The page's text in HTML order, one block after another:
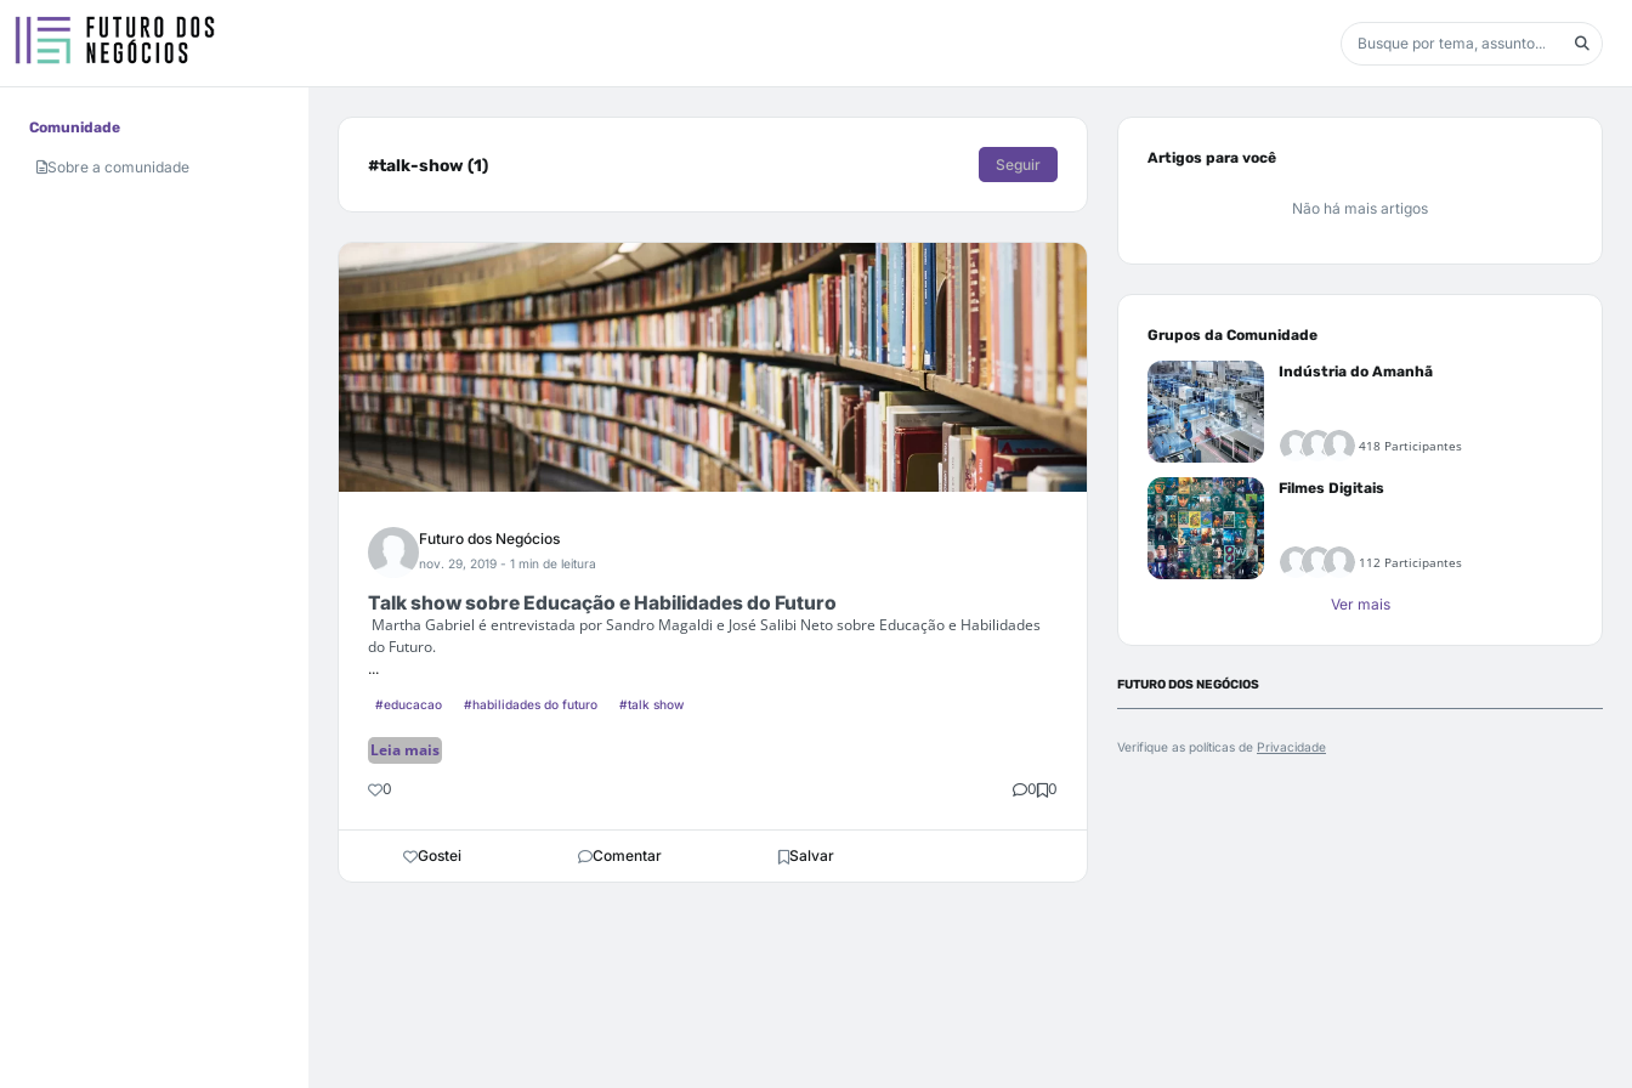
Comunidade
Sobre a comunidade #talk-show (1) Seguir
Futuro dos Negócios
nov. 29, 2019 - 1 min de leitura
Talk show sobre Educação e Habilidades do Futuro
Martha Gabriel é entrevistada por Sandro Magaldi e José Salibi Neto sobre Educação e Habilidades
do Futuro.
...
#educacao #habilidades do futuro #talk show
Leia mais
0 0 0
Gostei Comentar Salvar
Artigos para você
Não há mais artigos
Grupos da Comunidade
Indústria do Amanhã
418 Participantes
Filmes Digitais
112 Participantes
Ver mais
FUTURO DOS NEGÓCIOS
Verifique as políticas de Privacidade